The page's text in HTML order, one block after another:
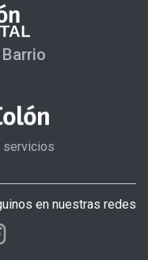
servicios
en nuestras redes